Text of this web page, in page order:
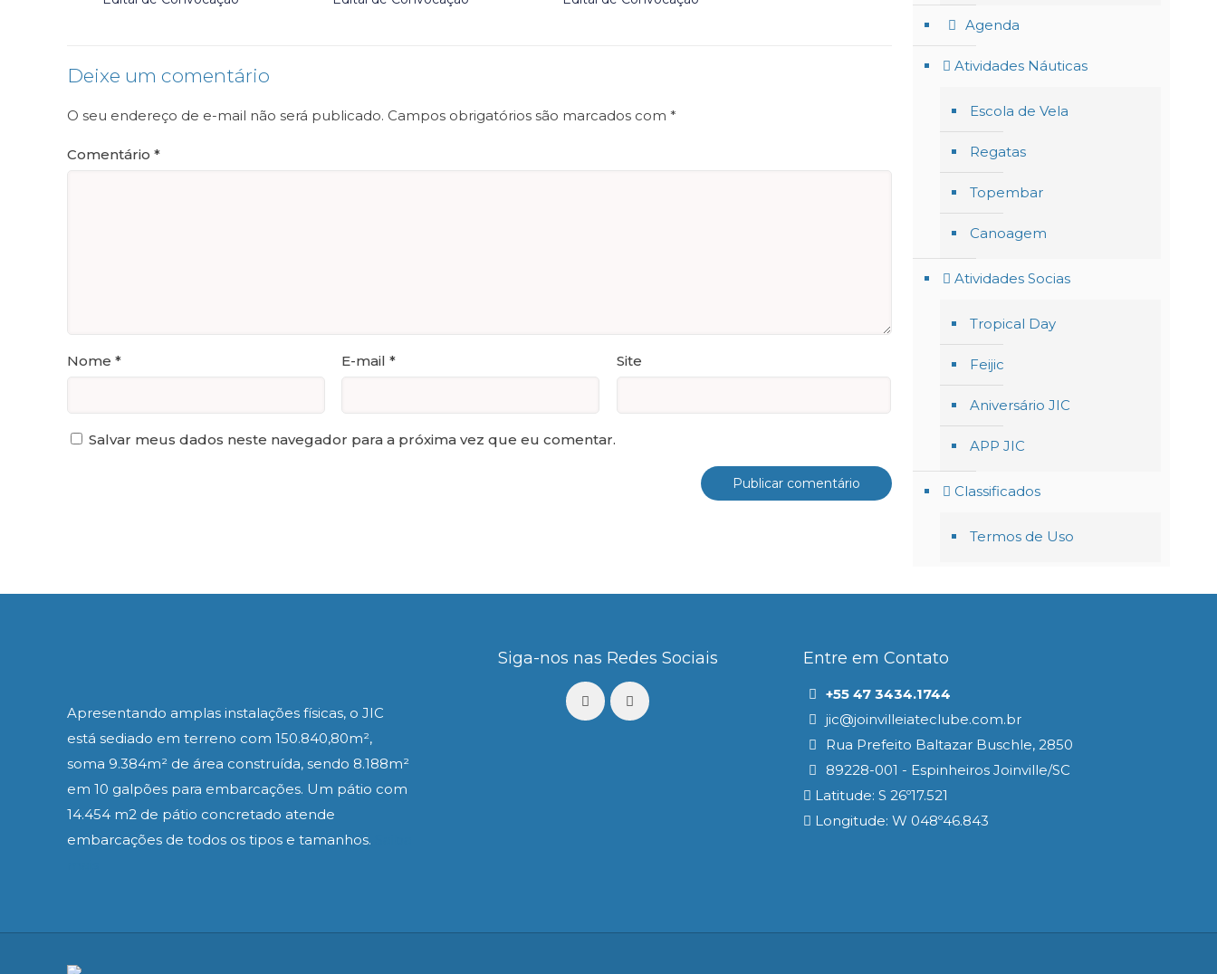
Deixe um comentário
O seu endereço de e-mail não será publicado. Campos obrigatórios são marcados com *
Comentário *
Nome * E-mail* Site
Salvar meus dados neste navegador para a próxima vez que eu comentar.
Agenda
Atividades Náuticas
Escola de Vela
Regatas
Topembar
Canoagem
Atividades Socias
Tropical Day
Feijic
Aniversário JIC
APP JIC
Classificados
Termos de Uso
Apresentando amplas instalações físicas, o JIC
está sediado em terreno com 150.840,80m²,
soma 9.384m² de área construída, sendo 8.188m²
em 10 galpões para embarcações. Um pátio com
14.454 m2 de pátio concretado atende
embarcações de todos os tipos e tamanhos.
Siga-nos nas Redes Sociais Entre em Contato
+55 47 3434.1744
jic@joinvilleiateclube.com.br
Rua Prefeito Baltazar Buschle, 2850
89228-001 - Espinheiros Joinville/SC
Latitude: S 26º17.521
Longitude: W 048º46.843